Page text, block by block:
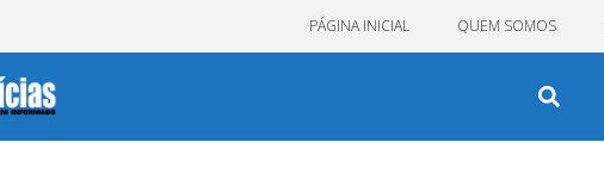
PÁGINA INICIAL QUEM SOMOS